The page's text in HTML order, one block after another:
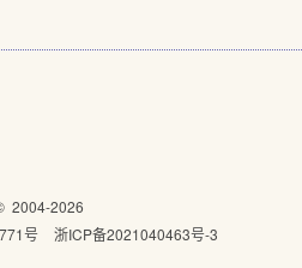
2004-2026
号
浙ICP备2021040463号-3